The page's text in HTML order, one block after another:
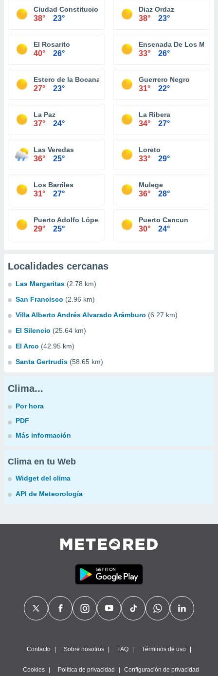
Ciudad Constitucion
38° 23°
Diaz Ordaz
38° 23°
El Rosarito
40° 26°
Ensenada De Los
33° 26°
Estero de la Bocana
27° 23°
Guerrero Negro
31° 22°
La Paz
37° 24°
La Ribera
34° 27°
Las Veredas
36° 25°
Loreto
33° 29°
Los Barriles
31° 27°
Mulege
36° 28°
Puerto Adolfo López Mateos
29° 25°
Puerto Cancun
30° 24°
Localidades cercanas
Las Margaritas (2.78 km)
San Francisco (2.96 km)
Villa Alberto Andrés Alvarado Arámburo (6.27 km)
El Silencio (25.64 km)
El Arco (42.95 km)
Santa Gertrudis (58.65 km)
Clima...
Por hora
PDF
Más información
Clima en tu Web
Widget del clima
API de Meteorología
Contacto Sobre nosotros FAQ Términos de uso
Cookies Política de privacidad Configuración de privacidad